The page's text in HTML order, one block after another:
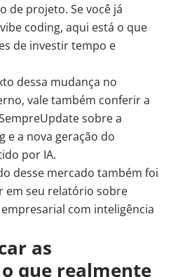
de projeto. Se você já
coding, aqui está o que
de investir tempo e
dessa mudança no
vale também conferir a
sobre a
e a nova geração do
por IA.
desse mercado também foi
em seu relatório sobre
com inteligência
as
que realmente